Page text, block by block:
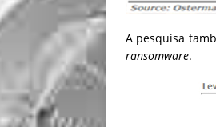
A pesquisa
ransomware.